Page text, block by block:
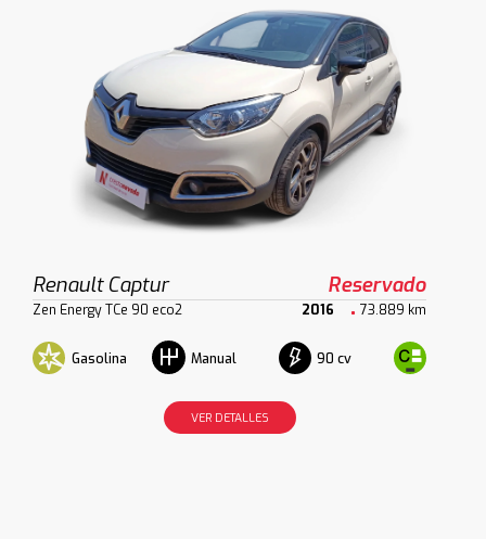
Renault Captur Reservado
Zen Energy TCe 90 eco2 2016 73.889 km
Gasolina Manual 90 cv
VER DETALLES